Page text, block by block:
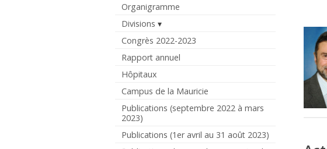
Organigramme
Divisions
Congrès 2022-2023
Rapport annuel
Hôpitaux
Campus de la Mauricie
Publications (septembre 2022 à mars
2023)
Publications (1er avril au 31 août 2023)